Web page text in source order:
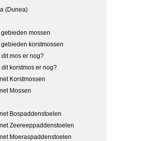
(Dunea)
gebieden mossen
gebieden korstmossen
dit mos er nog?
dit korstmos er nog?
Korstmossen
Mossen
Bospaddenstoelen
Zeereeppaddenstoelen
Moeraspaddenstoelen